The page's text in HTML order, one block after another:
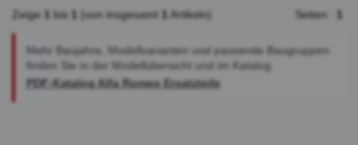
Zeige 1 bis 1 (von insgesamt 1 Artikeln) Seiten: 1
Mehr Baujahre, Modellvarianten und passende Baugruppen
finden Sie in der Modellübersicht und im Katalog.
PDF-Katalog Alfa Romeo Ersatzteile